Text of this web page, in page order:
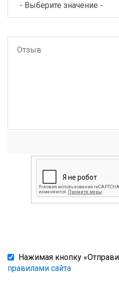
- Выберите значение -
Нажимая кнопку
правилами сайта